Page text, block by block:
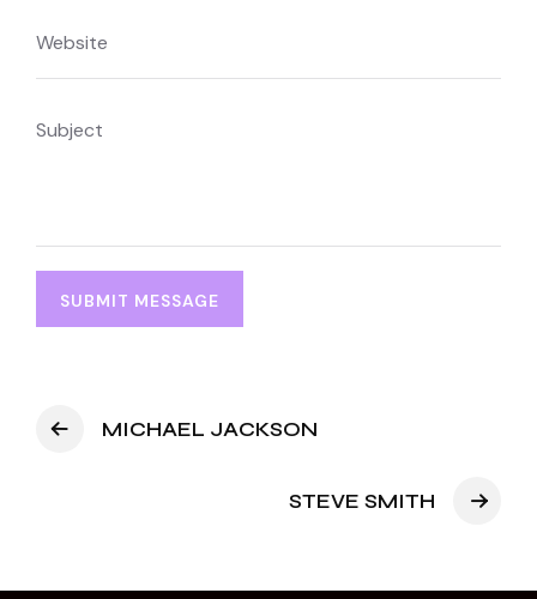
MICHAEL JACKSON
STEVE SMITH